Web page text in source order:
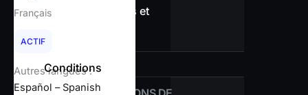
Dépôts et
Conditions
Français
ACTIF
Autres langues :
Español – Spanish